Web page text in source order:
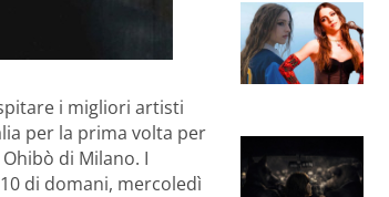
i migliori artisti
per la prima volta per
di Milano. I
di domani, mercoledì